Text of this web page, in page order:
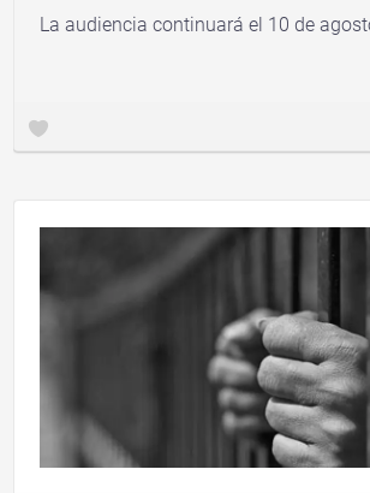
La audiencia continuará el 10 de